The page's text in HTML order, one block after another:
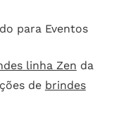
para Eventos
linha Zen da
de brindes